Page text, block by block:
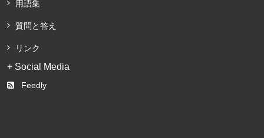
用語集
質問と答え
リンク
+ Social Media
Feedly